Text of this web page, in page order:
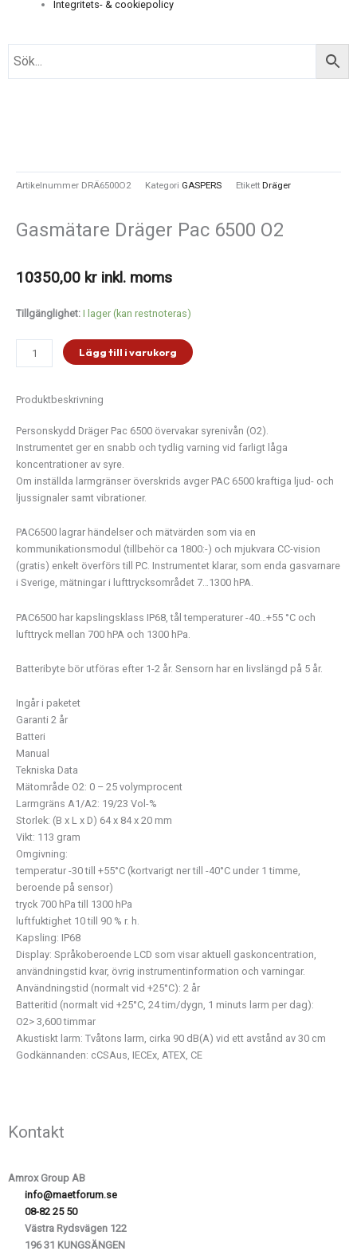
Integritets- & cookiepolicy
Artikelnummer DRÄ6500O2 Kategori GASPERS Etikett Dräger
Gasmätare Dräger Pac 6500 O2
10350,00 kr inkl. moms
Tillgänglighet: I lager (kan restnoteras)
Gasmätare
mängd
Lägg till i varukorg
Produktbeskrivning
Personskydd Dräger Pac 6500 övervakar syrenivån (O2).
Instrumentet ger en snabb och tydlig varning vid farligt låga
koncentrationer av syre.
Om inställda larmgränser överskrids avger PAC 6500 kraftiga ljud- och
ljussignaler samt vibrationer.
PAC6500 lagrar händelser och mätvärden som via en
kommunikationsmodul (tillbehör ca 1800:-) och mjukvara CC-vision
(gratis) enkelt överförs till PC. Instrumentet klarar, som enda gasvarnare
i Sverige, mätningar i lufttrycksområdet 7…1300 hPA.
PAC6500 har kapslingsklass IP68, tål temperaturer -40…+55 °C och
lufttryck mellan 700 hPA och 1300 hPa.
Batteribyte bör utföras efter 1-2 år. Sensorn har en livslängd på 5 år.
Ingår i paketet
Garanti 2 år
Batteri
Manual
Tekniska Data
Mätområde O2: 0 – 25 volymprocent
Larmgräns A1/A2: 19/23 Vol-%
Storlek: (B x L x D) 64 x 84 x 20 mm
Vikt: 113 gram
Omgivning:
temperatur -30 till +55°C (kortvarigt ner till -40°C under 1 timme,
beroende på sensor)
tryck 700 hPa till 1300 hPa
luftfuktighet 10 till 90 % r. h.
Kapsling: IP68
Display: Språkoberoende LCD som visar aktuell gaskoncentration,
användningstid kvar, övrig instrumentinformation och varningar.
Användningstid (normalt vid +25°C): 2 år
Batteritid (normalt vid +25°C, 24 tim/dygn, 1 minuts larm per dag):
O2> 3,600 timmar
Akustiskt larm: Tvåtons larm, cirka 90 dB(A) vid ett avstånd av 30 cm
Godkännanden: cCSAus, IECEx, ATEX, CE
Kontakt
Amrox Group AB
info@maetforum.se
08-82 25 50
Västra Rydsvägen 122
196 31 KUNGSÄNGEN